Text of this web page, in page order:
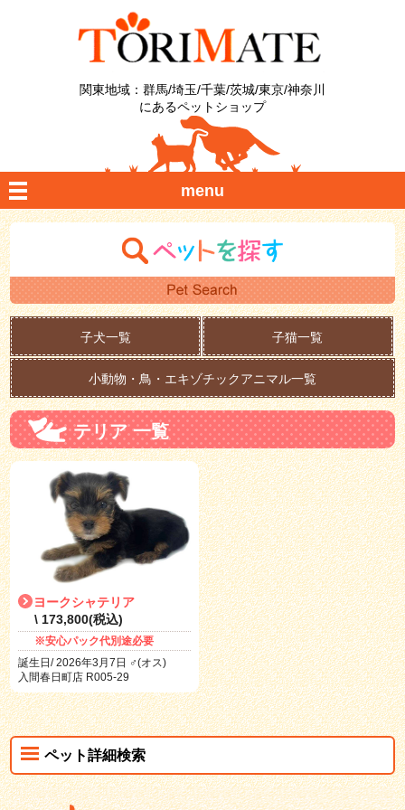
関東地域：群馬/埼玉/千葉/茨城/東京/神奈川
にあるペットショップ
menu
子犬一覧 子猫一覧
小動物・鳥・エキゾチックアニマル一覧
テリア 一覧
ヨークシャテリア
\ 173,800(税込)
※安心パック代別途必要
誕生日/ 2026年3月7日 ♂(オス)
入間春日町店 R005-29
ペット詳細検索